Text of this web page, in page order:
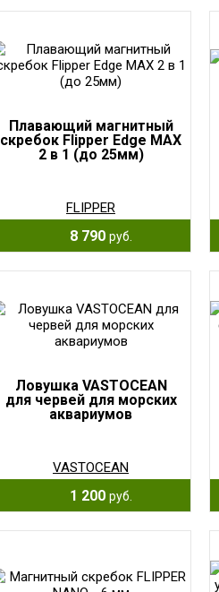
Плавающий магнитный
скребок Flipper Edge MAX
2 в 1 (до 25мм)
FLIPPER
8 790 руб.
Ловушка VASTOCEAN
для червей для морских
аквариумов
VASTOCEAN
1 200 руб.